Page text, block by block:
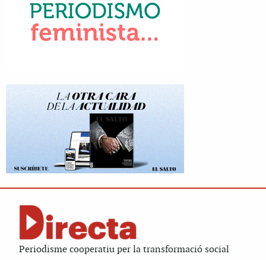
Periodisme cooperatiu per la transformació social